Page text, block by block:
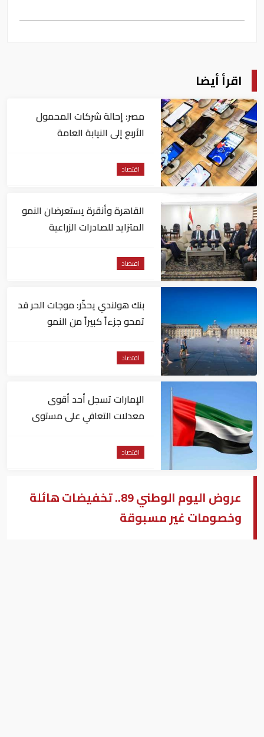
اقرأ أيضا
مصر: إحالة شركات المحمول
الأربع إلى النيابة العامة
اقتصاد
القاهرة وأنقرة يستعرضان النمو
المتزايد للصادرات الزراعية
اقتصاد
بنك هولندي يحذّر: موجات الحر قد
تمحو جزءاً كبيراً من النمو
اقتصاد
الإمارات تسجل أحد أقوى
معدلات التعافي على مستوى
اقتصاد
عروض اليوم الوطني 89.. تخفيضات هائلة
وخصومات غير مسبوقة